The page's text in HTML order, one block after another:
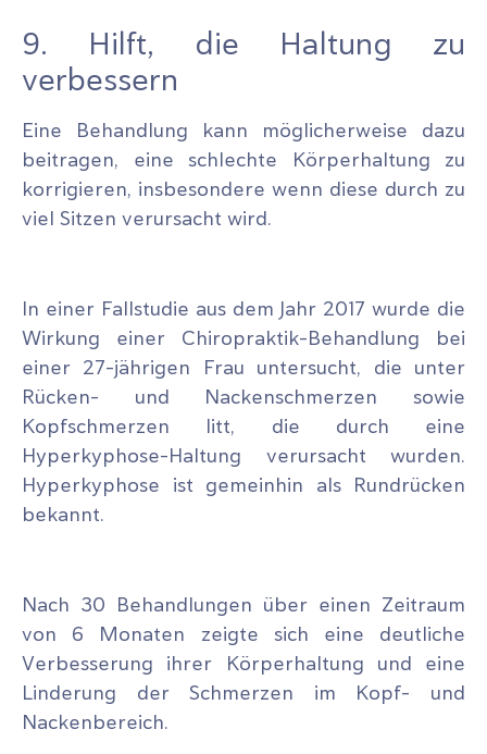
9. Hilft, die Haltung zu
verbessern
Eine Behandlung kann möglicherweise dazu
beitragen, eine schlechte Körperhaltung zu
korrigieren, insbesondere wenn diese durch zu
viel Sitzen verursacht wird.
In einer Fallstudie aus dem Jahr 2017 wurde die
Wirkung einer Chiropraktik-Behandlung bei
einer 27-jährigen Frau untersucht, die unter
Rücken- und Nackenschmerzen sowie
Kopfschmerzen litt, die durch eine
Hyperkyphose-Haltung verursacht wurden.
Hyperkyphose ist gemeinhin als Rundrücken
bekannt.
Nach 30 Behandlungen über einen Zeitraum
von 6 Monaten zeigte sich eine deutliche
Verbesserung ihrer Körperhaltung und eine
Linderung der Schmerzen im Kopf- und
Nackenbereich.